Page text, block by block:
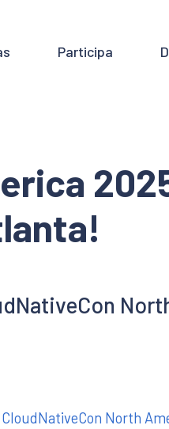
Participa
North